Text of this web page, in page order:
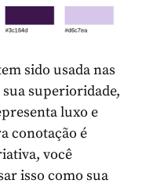
sido usada nas
superioridade,
luxo e
conotação é
você
isso como sua